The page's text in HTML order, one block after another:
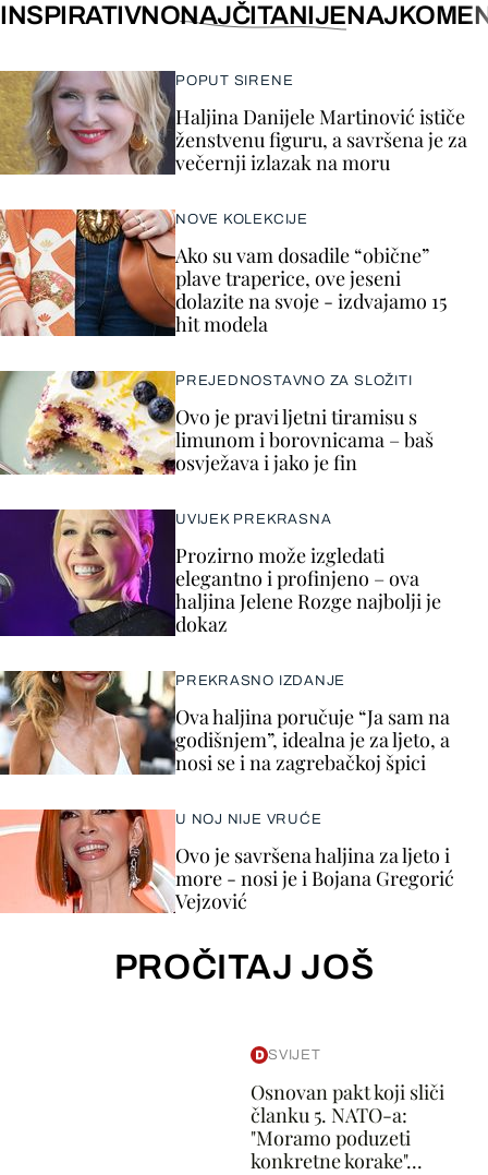
INSPIRATIVNONAJČITANIJE
POPUT SIRENE
Haljina Danijele Martinović ističe
ženstvenu figuru, a savršena je za
večernji izlazak na moru
NOVE KOLEKCIJE
Ako su vam dosadile “obične”
plave traperice, ove jeseni
dolazite na svoje - izdvajamo 15
hit modela
PREJEDNOSTAVNO ZA SLOŽITI
Ovo je pravi ljetni tiramisu s
limunom i borovnicama – baš
osvježava i jako je fin
UVIJEK PREKRASNA
Prozirno može izgledati
elegantno i profinjeno – ova
haljina Jelene Rozge najbolji je
dokaz
PREKRASNO IZDANJE
Ova haljina poručuje “Ja sam na
godišnjem”, idealna je za ljeto, a
nosi se i na zagrebačkoj špici
U NOJ NIJE VRUĆE
Ovo je savršena haljina za ljeto i
more - nosi je i Bojana Gregorić
Vejzović
PROČITAJ JOŠ
SVIJET
Osnovan pakt koji sliči
članku 5. NATO-a:
"Moramo poduzeti
konkretne korake"...